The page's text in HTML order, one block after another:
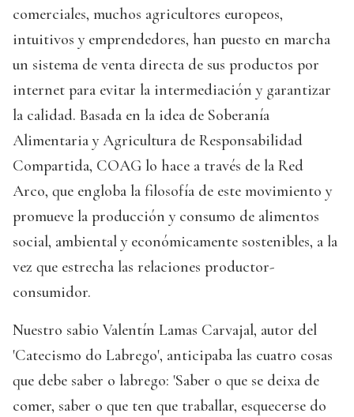
comerciales, muchos agricultores europeos,
intuitivos y emprendedores, han puesto en marcha
un sistema de venta directa de sus productos por
internet para evitar la intermediación y garantizar
la calidad. Basada en la idea de Soberanía
Alimentaria y Agricultura de Responsabilidad
Compartida, COAG lo hace a través de la Red
Arco, que engloba la filosofía de este movimiento y
promueve la producción y consumo de alimentos
social, ambiental y económicamente sostenibles, a la
vez que estrecha las relaciones productor-
consumidor.
Nuestro sabio Valentín Lamas Carvajal, autor del
'Catecismo do Labrego', anticipaba las cuatro cosas
que debe saber o labrego: 'Saber o que se deixa de
comer, saber o que ten que traballar, esquecerse do